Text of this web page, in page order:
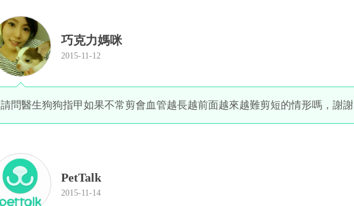
巧克力媽咪
2015-11-12
請問醫生狗狗指甲如果不常剪會血管越長越前面越來越難剪短的情形嗎，謝謝
PetTalk
2015-11-14